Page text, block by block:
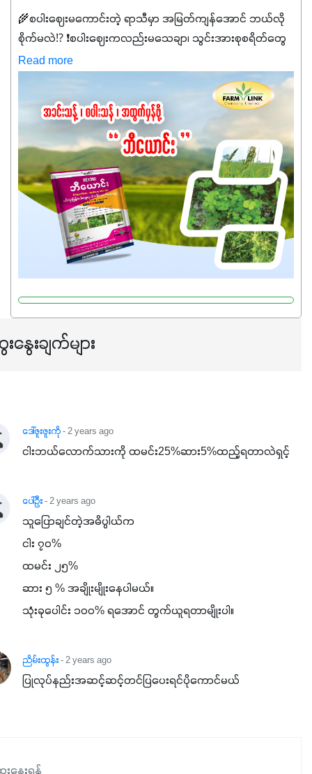
🌾စပါးဈေးမကောင်းတဲ့ ရာသီမှာ အမြတ်ကျန်အောင် ဘယ်လို
စိုက်မလဲ⁉️ ❗စပါးဈေးကလည်းမသေချာ၊ သွင်းအားစုစရိတ်တွေ
ကလည်း တက်နေတဲ့ဒီလိုအချိန်မှာ သွင်းအားစုဖိုးကို လျှော့ချပြီး
အထွက်နှုန်းကို ထိန်းထားနိုင်မှ ဦးကြီးတို့ အဆင်ပြေမှာနော် ✔️ဒါ
ကြောင့် ကိုယ်သုံးသမျှ ကိုယ့်အတွက်အကျိုးရစေမယ့်
အရည်အသွေးစိတ်ချရတဲ့ သွင်းအားစုပစ္စည်းတွေကိုပဲ ရွေးချယ်
သုံးသင့်ပါတယ်။
Read more
နွေးချက်များ
ဒေါ်ဇူးဇူးကို- 2 years ago
ငါးဘယ်လောက်သားကို ထမင်း25%ဆား5%ထည့်ရတာလဲရှင့်
ပေါ်ဦး- 2 years ago
သူပြောချင်တဲ့အဓိပ္ပါယ်က
ငါး ၇၀%
ထမင်း ၂၅%
ဆား ၅ % အချိုးမျိုးနေပါမယ်။
သုံးခုပေါင်း ၁၀၀% ရအောင် တွက်ယူရတာမျိုးပါ။
ညိမ်းထွန်း- 2 years ago
ပြုလုပ်နည်းအဆင့်ဆင့်တင်ပြပေးရင်ပိုကောင်မယ်
နွေးရန်